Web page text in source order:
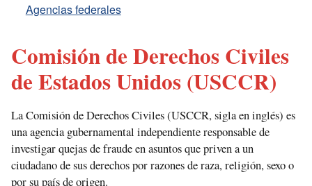
Agencias federales
Comisión de Derechos Civiles
de Estados Unidos(USCCR)
La Comisión de Derechos Civiles (USCCR, sigla en inglés) es
una agencia gubernamental independiente responsable de
investigar quejas de fraude en asuntos que priven a un
ciudadano de sus derechos por razones de raza, religión, sexo o
por su país de origen.